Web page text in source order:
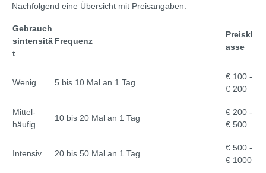
Nachfolgend eine Übersicht mit Preisangaben:
Gebrauch
sintensitä
t
Frequenz
Preiskl
asse
Wenig 5 bis 10 Mal an 1 Tag
€ 100 -
€ 200
Mittel-
häufig
10 bis 20 Mal an 1 Tag
€ 200 -
€ 500
Intensiv 20 bis 50 Mal an 1 Tag
€ 500 -
€ 1000